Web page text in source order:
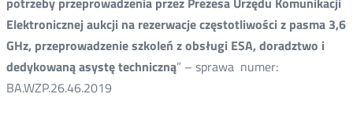
Elektronicznej aukcji na rezerwacje częstotliwości z pasma 3,6
GHz, przeprowadzenie szkoleń z obsługi ESA, doradztwo i
dedykowaną asystę techniczną” – sprawa numer:
BA.WZP.26.46.2019